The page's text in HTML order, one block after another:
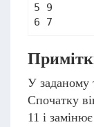
5 9
6 7
У заданому
Спочатку
11 і